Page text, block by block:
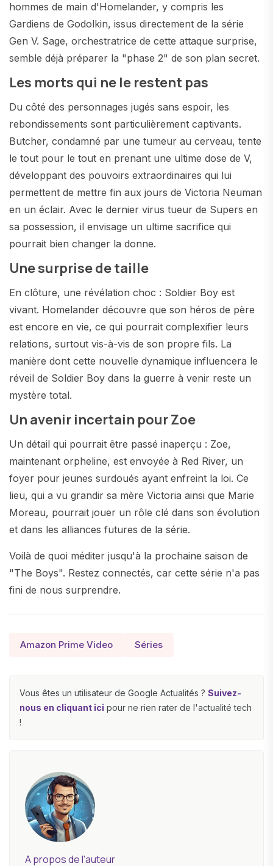
hommes de main d'Homelander, y compris les
Gardiens de Godolkin, issus directement de la série
Gen V. Sage, orchestratrice de cette attaque surprise,
semble déjà préparer la "phase 2" de son plan secret.
Les morts qui ne le restent pas
Du côté des personnages jugés sans espoir, les
rebondissements sont particulièrement captivants.
Butcher, condamné par une tumeur au cerveau, tente
le tout pour le tout en prenant une ultime dose de V,
développant des pouvoirs extraordinaires qui lui
permettent de mettre fin aux jours de Victoria Neuman
en un éclair. Avec le dernier virus tueur de Supers en
sa possession, il envisage un ultime sacrifice qui
pourrait bien changer la donne.
Une surprise de taille
En clôture, une révélation choc : Soldier Boy est
vivant. Homelander découvre que son héros de père
est encore en vie, ce qui pourrait complexifier leurs
relations, surtout vis-à-vis de son propre fils. La
manière dont cette nouvelle dynamique influencera le
réveil de Soldier Boy dans la guerre à venir reste un
mystère total.
Un avenir incertain pour Zoe
Un détail qui pourrait être passé inaperçu : Zoe,
maintenant orpheline, est envoyée à Red River, un
foyer pour jeunes surdoués ayant enfreint la loi. Ce
lieu, qui a vu grandir sa mère Victoria ainsi que Marie
Moreau, pourrait jouer un rôle clé dans son évolution
et dans les alliances futures de la série.
Voilà de quoi méditer jusqu'à la prochaine saison de
"The Boys". Restez connectés, car cette série n'a pas
fini de nous surprendre.
Amazon Prime Video Séries
Vous êtes un utilisateur de Google Actualités ? Suivez-
nous en cliquant ici pour ne rien rater de l'actualité tech
!
A propos de l'auteur